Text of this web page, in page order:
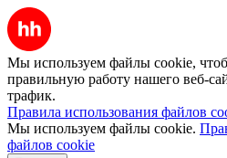
Мы используем файлы cookie,
правильную работу нашего веб-
трафик.
Правила использования файлов
Мы используем файлы cookie.
файлов cookie